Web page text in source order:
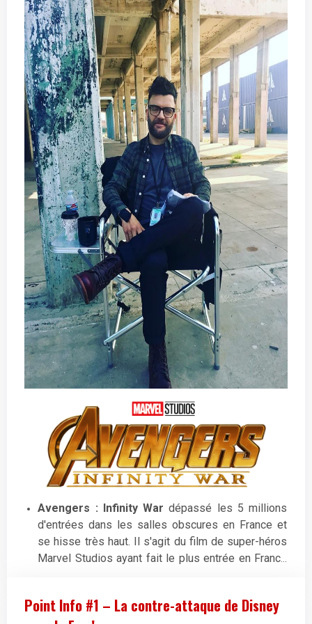
Avengers : Infinity War dépassé les 5 millions
d'entrées dans les salles obscures en France et
se hisse très haut. Il s'agit du film de super-héros
Marvel Studios ayant fait le plus entrée en France
entière ... Spider-Man 2(5,3 millions), Spider-Man 3
Point Info #1 – La contre-attaque de Disney